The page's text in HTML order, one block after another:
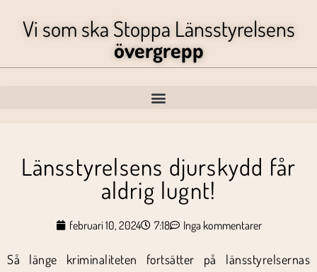
Vi som ska Stoppa Länsstyrelsens
övergrepp
Länsstyrelsens djurskydd får
aldrig lugnt!
februari 10, 2024 7:18 Inga kommentarer
Så länge kriminaliteten fortsätter på länsstyrelsernas